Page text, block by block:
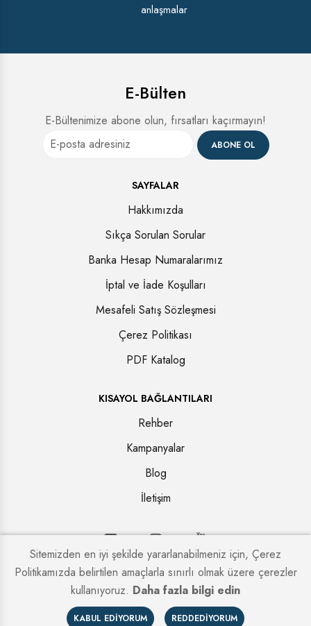
anlaşmalar
E-Bülten
E-Bültenimize abone olun, fırsatları kaçırmayın!
ABONE OL
SAYFALAR
Hakkımızda
Sıkça Sorulan Sorular
Banka Hesap Numaralarımız
İptal ve İade Koşulları
Mesafeli Satış Sözleşmesi
Çerez Politikası
PDF Katalog
KISAYOL BAĞLANTILARI
Rehber
Kampanyalar
Blog
İletişim
Copyright © 2026. Tüm hakları saklıdır.Kapi Firmaları
Sitemizden en iyi şekilde yararlanabilmeniz için, Çerez
Politikamızda belirtilen amaçlarla sınırlı olmak üzere çerezler
kullanıyoruz. Daha fazla bilgi edin
KABUL EDIYORUM REDDEDIYORUM